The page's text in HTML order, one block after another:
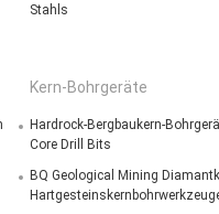
Stahls
Kern-Bohrgeräte
Hardrock-Bergbaukern-
Core Drill Bits
BQ Geological Mining